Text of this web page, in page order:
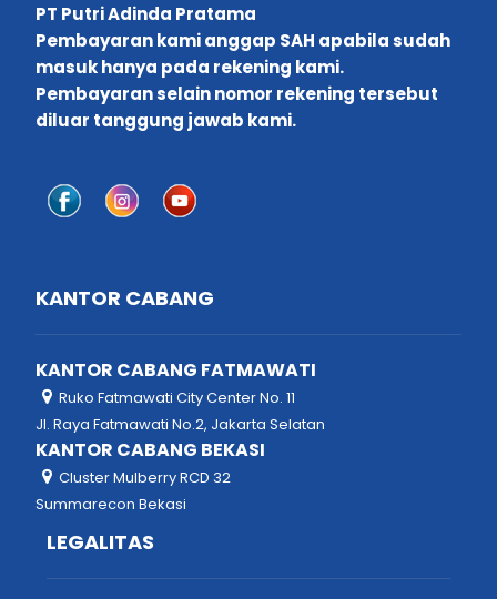
PT Putri Adinda Pratama
Pembayaran kami anggap SAH apabila sudah
masuk hanya pada rekening kami.
Pembayaran selain nomor rekening tersebut
diluar tanggung jawab kami.
KANTOR CABANG
KANTOR CABANG FATMAWATI
Ruko Fatmawati City Center No. 11
Jl. Raya Fatmawati No.2, Jakarta Selatan
KANTOR CABANG BEKASI
Cluster Mulberry RCD 32
Summarecon Bekasi
LEGALITAS